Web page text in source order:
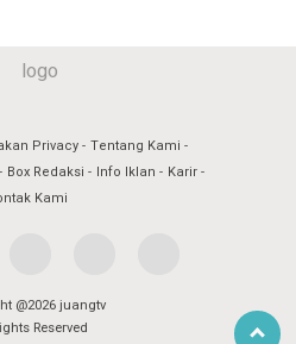
Privacy Tentang Kami
Box Redaksi Info Iklan
Karir
Kami
@2026 juangtv
Reserved